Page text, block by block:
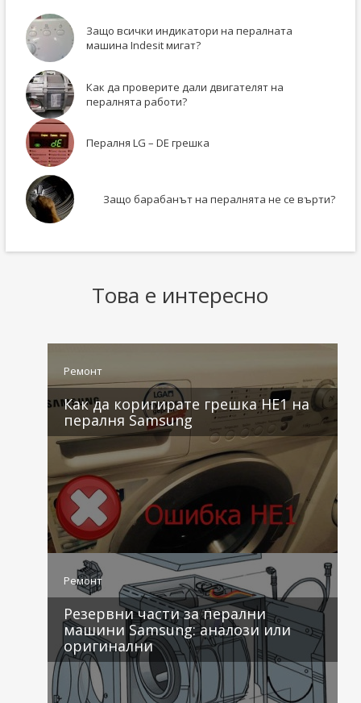
Защо всички индикатори на пералната
машина Indesit мигат?
Как да проверите дали двигателят на
пералнята работи?
Пералня LG – DE грешка
Защо барабанът на пералнята не се върти?
Това е интересно
Ремонт
Как да коригирате грешка HE1 на
пералня Samsung
4 коментара
Ремонт
Резервни части за перални
машини Samsung: аналози или
оригинални